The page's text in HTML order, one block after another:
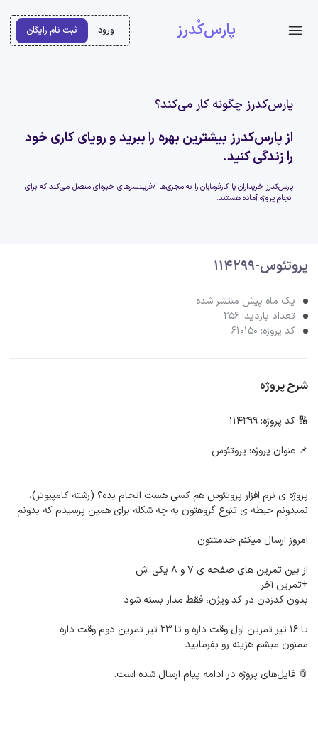
پارس‌کُدرز ورود ثبت نام رایگان
پارس‌کدرز چگونه کار می‌کند؟
از پارس‌کدرز بیشترین بهره را ببرید و رویای کاری خود
را زندگی کنید.
پارس‌کدرز خریداران یا کارفرمایان را به مجری‌ها /فریلنسرهای خبره‌ای متصل می‌کند که برای
انجام پروژه آماده هستند.
پروتئوس-114299
یک ماه پیش منتشر شده
تعداد بازدید: 256
کد پروژه: 610150
شرح پروژه
🔢 کد پروژه: 114299
📌 عنوان پروژه: پروتئوس
پروژه ی نرم افزار پروتئوس هم کسی هست انجام بده؟ (رشته کامپیوتر)،
نمیدونم حیطه ی تنوع گروهتون به چه شکله برای همین پرسیدم که بدونم
امروز ارسال میکنم خدمتتون
از بین تمرین های صفحه ی ۷ و ۸ یکی اش
+تمرین آخر
بدون کد‌زدن در کد ویژن، فقط مدار بسته شود
تا ۱۶ تیر تمرین اول وقت داره و تا ۲۳ تیر تمرین دوم وقت داره
ممنون میشم هزینه رو بفرمایید
📎 فایل‌های پروژه در ادامه پیام ارسال شده است.